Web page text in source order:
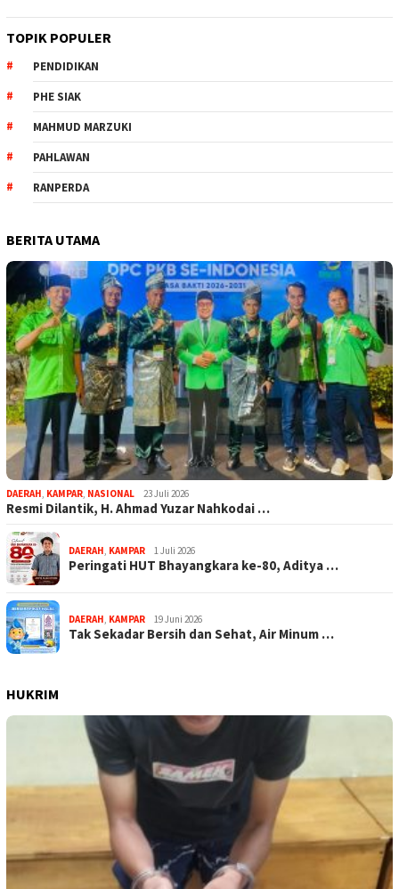
TOPIK POPULER
PENDIDIKAN
PHE SIAK
MAHMUD MARZUKI
PAHLAWAN
RANPERDA
BERITA UTAMA
DAERAH KAMPAR NASIONAL 23 Juli 2026
Resmi Dilantik, H. Ahmad Yuzar Nahkodai …
DAERAH KAMPAR 1 Juli 2026
Peringati HUT Bhayangkara ke-80, Aditya …
DAERAH KAMPAR 19 Juni 2026
Tak Sekadar Bersih dan Sehat, Air Minum …
HUKRIM